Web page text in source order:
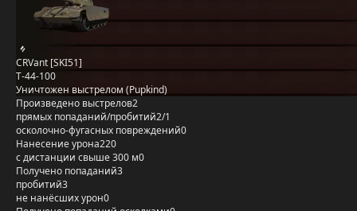
CRVant [SKI51]
Т-44-100
Уничтожен выстрелом (Pupkind)
Произведено выстрелов2
прямых попаданий/пробитий2/1
осколочно-фугасных повреждений0
Нанесение урона220
с дистанции свыше 300 м0
Получено попаданий3
пробитий3
не нанёсших урон0